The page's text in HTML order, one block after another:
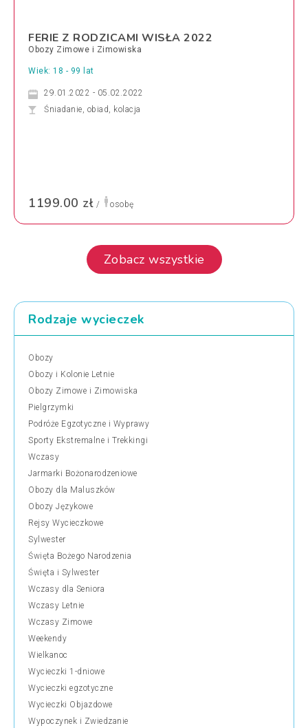
FERIE Z RODZICAMI WISŁA 2022
Obozy Zimowe i Zimowiska
Wiek: 18 - 99 lat
29.01.2022 - 05.02.2022
Śniadanie, obiad, kolacja
1199.00 zł / osobę
Zobacz wszystkie
Rodzaje wycieczek
Obozy
Obozy i Kolonie Letnie
Obozy Zimowe i Zimowiska
Pielgrzymki
Podróże Egzotyczne i Wyprawy
Sporty Ekstremalne i Trekkingi
Wczasy
Jarmarki Bożonarodzeniowe
Obozy dla Maluszków
Obozy Językowe
Rejsy Wycieczkowe
Sylwester
Święta Bożego Narodzenia
Święta i Sylwester
Wczasy dla Seniora
Wczasy Letnie
Wczasy Zimowe
Weekendy
Wielkanoc
Wycieczki 1-dniowe
Wycieczki egzotyczne
Wycieczki Objazdowe
Wypoczynek i Zwiedzanie